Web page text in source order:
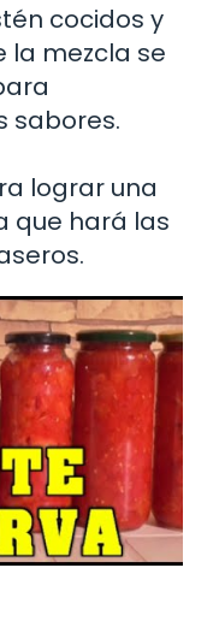
cocidos y
la mezcla se
sabores.
lograr una
que hará las